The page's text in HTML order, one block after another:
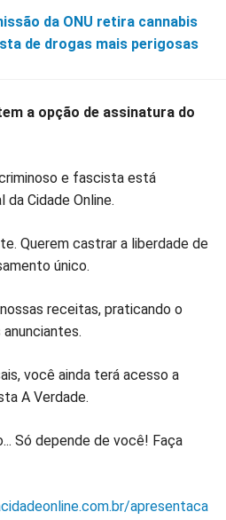
da ONU retira cannabis
de drogas mais perigosas
a opção de assinatura do
e fascista está
Cidade Online.
Querem castrar a liberdade de
único.
receitas, praticando o
você ainda terá acesso a
A Verdade.
Só depende de você! Faça
apresentaca